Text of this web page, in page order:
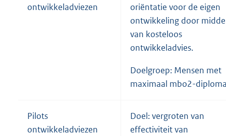
ontwikkeladviezen
oriëntatie voor de eigen
ontwikkeling door
van kosteloos
ontwikkeladvies.
Doelgroep: Mensen met
maximaal mbo2-
Pilots
ontwikkeladviezen
Doel: vergroten van
effectiviteit van